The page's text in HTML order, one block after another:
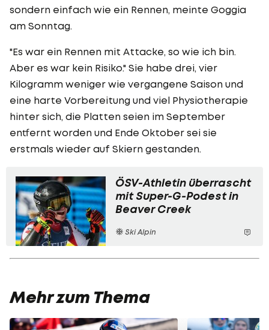
sondern einfach wie ein Rennen, meinte Goggia
am Sonntag.
"Es war ein Rennen mit Attacke, so wie ich bin.
Aber es war kein Risiko." Sie habe drei, vier
Kilogramm weniger wie vergangene Saison und
eine harte Vorbereitung und viel Physiotherapie
hinter sich, die Platten seien im September
entfernt worden und Ende Oktober sei sie
erstmals wieder auf Skiern gestanden.
ÖSV-Athletin überrascht
mit Super-G-Podest in
Beaver Creek
Ski Alpin
Mehr zum Thema